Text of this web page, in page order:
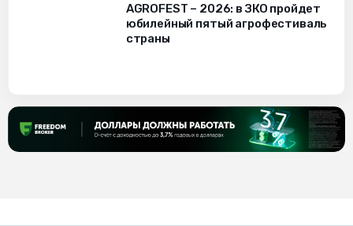
AGROFEST – 2026: в ЗКО пройдет
юбилейный пятый агрофестиваль
страны